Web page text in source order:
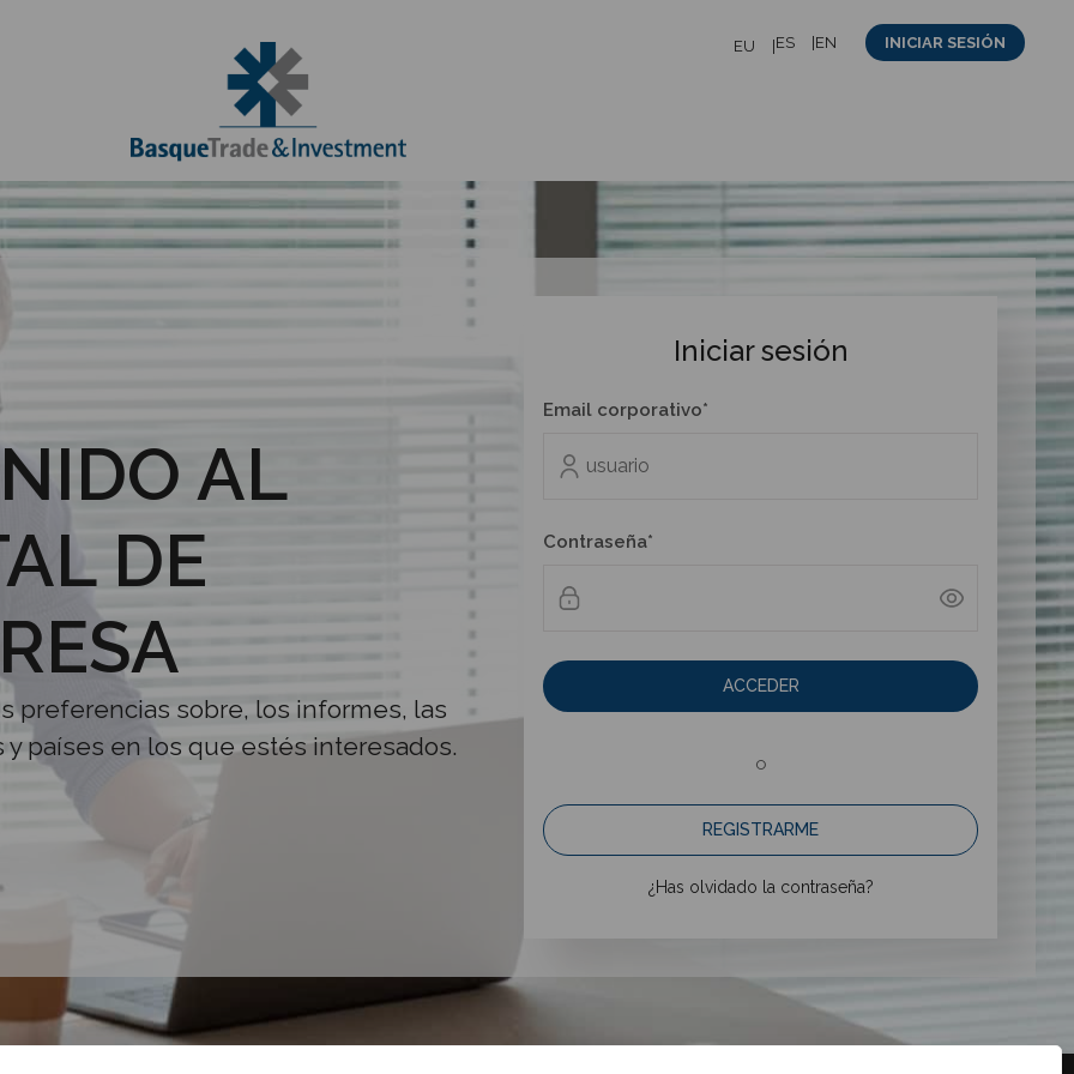
EU ES EN INICIAR SESIÓN
AL
DE
preferencias sobre, los informes, las
países en los que estés interesados.
Iniciar sesión
Email corporativo*
Contraseña*
ACCEDER
o
REGISTRARME
¿Has olvidado la contraseña?